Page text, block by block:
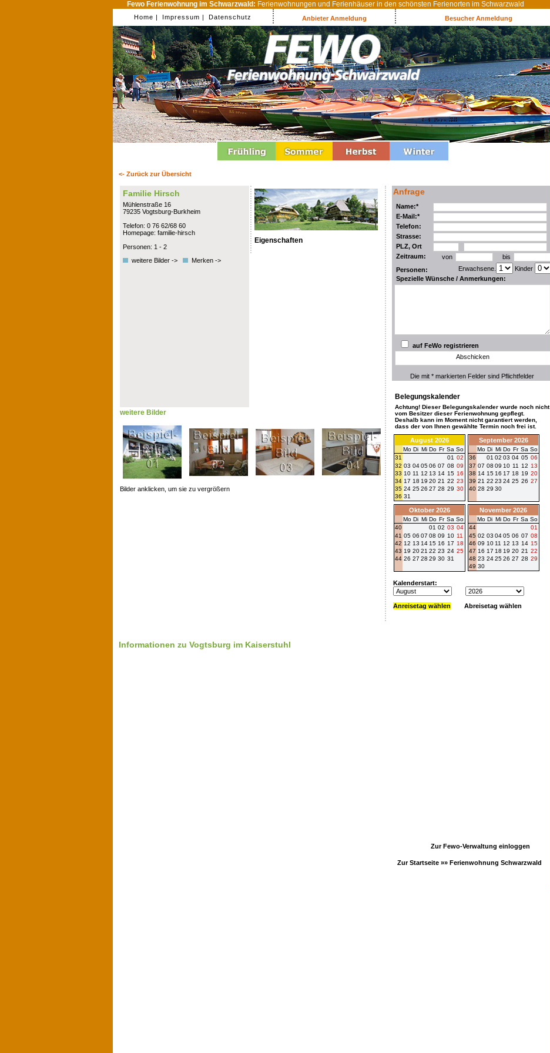
Fewo Ferienwohnung im Schwarzwald: Ferienwohnungen und Ferienhäuser in den schönsten Ferienorten im Schwarzwald
Home | Impressum | Datenschutz Anbieter Anmeldung Besucher Anmeldung
<- Zurück zur Übersicht
Familie Hirsch
Mühlenstraße 16
79235 Vogtsburg-Burkheim
Telefon: 0 76 62/68 60
Homepage: familie-hirsch
Personen: 1 - 2
weitere Bilder ->
Merken ->
Eigenschaften
Anfrage
Name:*
E-Mail:*
Telefon:
Strasse:
PLZ, Ort
Zeitraum:
von
bis
Personen:
Erwachsene.
Kinder
Spezielle Wünsche / Anmerkungen:
auf FeWo registrieren
Abschicken
Die mit * markierten Felder sind Pflichtfelder
Belegungskalender
Achtung! Dieser Belegungskalender wurde noch nicht
vom Besitzer dieser Ferienwohnung gepflegt.
Deshalb kann im Moment nicht garantiert werden,
dass der von Ihnen gewählte Termin noch frei ist.
August 2026
Mo Di Mi Do Fr Sa So
31
01 02
32 03 04 05 06 07 08 09
33 10 11 12 13 14 15 16
34 17 18 19 20 21 22 23
35 24 25 26 27 28 29 30
36 31
September 2026
Mo Di Mi Do Fr Sa So
36
01 02 03 04 05 06
37 07 08 09 10 11 12 13
38 14 15 16 17 18 19 20
39 21 22 23 24 25 26 27
40 28 29 30
Oktober 2026
Mo Di Mi Do Fr Sa So
40
01 02 03 04
41 05 06 07 08 09 10 11
42 12 13 14 15 16 17 18
43 19 20 21 22 23 24 25
44 26 27 28 29 30 31
November 2026
Mo Di Mi Do Fr Sa So
44
01
45 02 03 04 05 06 07 08
46 09 10 11 12 13 14 15
47 16 17 18 19 20 21 22
48 23 24 25 26 27 28 29
49 30
Kalenderstart:
Anreisetag wählen Abreisetag wählen
weitere Bilder
Bilder anklicken, um sie zu vergrößern
Informationen zu Vogtsburg im Kaiserstuhl
Zur Fewo-Verwaltung einloggen
Zur Startseite »» Ferienwohnung Schwarzwald